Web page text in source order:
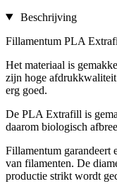
Beschrijving
Fillamentum PLA
Het materiaal is
zijn hoge
erg goed.
De PLA Extrafill is
daarom biologisch
Fillamentum garandeert
van filamenten. De
productie strikt wordt